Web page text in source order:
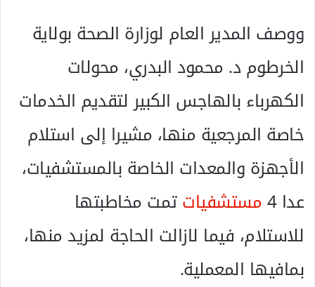
ووصف المدير العام لوزارة الصحة بولاية
الخرطوم د. محمود البدري، محولات
الكهرباء بالهاجس الكبير لتقديم الخدمات
خاصة المرجعية منها، مشيرا إلى استلام
الأجهزة والمعدات الخاصة بالمستشفيات،
عدا 4 مستشفياتتمت مخاطبتها
للاستلام، فيما لازالت الحاجة لمزيد منها،
بمافيها المعملية.